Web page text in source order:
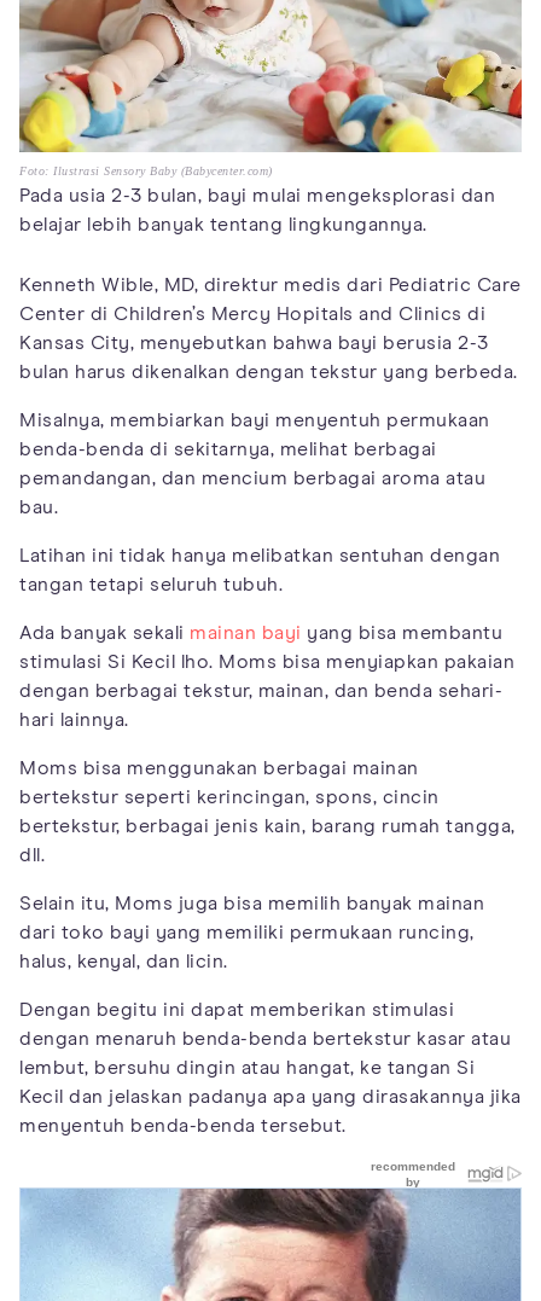
Foto: Ilustrasi Sensory Baby (Babycenter.com)
Pada usia 2-3 bulan, bayi mulai mengeksplorasi dan
belajar lebih banyak tentang lingkungannya.
Kenneth Wible, MD, direktur medis dari Pediatric Care
Center di Children’s Mercy Hopitals and Clinics di
Kansas City, menyebutkan bahwa bayi berusia 2-3
bulan harus dikenalkan dengan tekstur yang berbeda.
Misalnya, membiarkan bayi menyentuh permukaan
benda-benda di sekitarnya, melihat berbagai
pemandangan, dan mencium berbagai aroma atau
bau.
Latihan ini tidak hanya melibatkan sentuhan dengan
tangan tetapi seluruh tubuh.
Ada banyak sekali mainan bayi yang bisa membantu
stimulasi Si Kecil lho. Moms bisa menyiapkan pakaian
dengan berbagai tekstur, mainan, dan benda sehari-
hari lainnya.
Moms bisa menggunakan berbagai mainan
bertekstur seperti kerincingan, spons, cincin
bertekstur, berbagai jenis kain, barang rumah tangga,
dll.
Selain itu, Moms juga bisa memilih banyak mainan
dari toko bayi yang memiliki permukaan runcing,
halus, kenyal, dan licin.
Dengan begitu ini dapat memberikan stimulasi
dengan menaruh benda-benda bertekstur kasar atau
lembut, bersuhu dingin atau hangat, ke tangan Si
Kecil dan jelaskan padanya apa yang dirasakannya jika
menyentuh benda-benda tersebut.